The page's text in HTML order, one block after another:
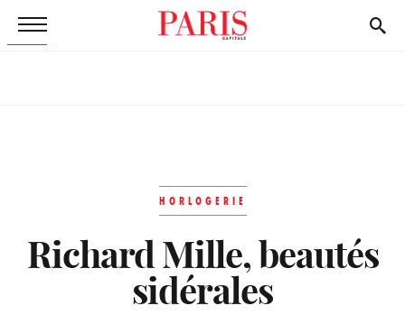
HORLOGERIE
Richard Mille, beautés
sidérales